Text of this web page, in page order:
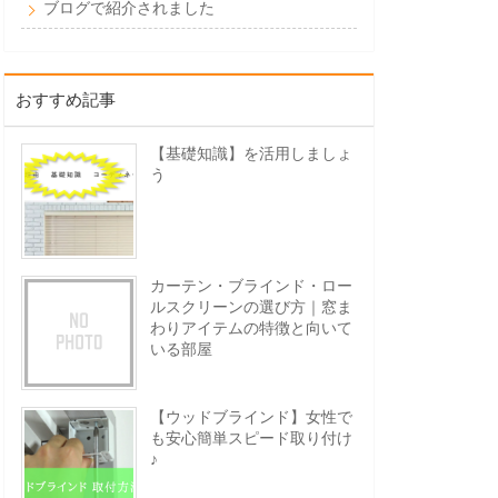
ブログで紹介されました
おすすめ記事
【基礎知識】を活用しましょ
う
カーテン・ブラインド・ロー
ルスクリーンの選び方｜窓ま
わりアイテムの特徴と向いて
いる部屋
【ウッドブラインド】女性で
も安心簡単スピード取り付け
♪